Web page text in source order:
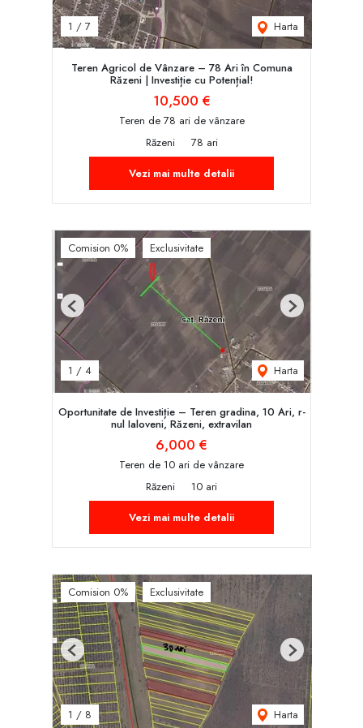
1 / 7 Harta
Teren Agricol de Vânzare – 78 Ari în Comuna
Răzeni | Investiție cu Potențial!
10,500 €
Teren de 78 ari de vânzare
Răzeni
78 ari
Vezi mai multe detalii
Comision 0% Exclusivitate
1 / 4 Harta
Previous Next
Oportunitate de Investiție – Teren gradina, 10 Ari, r-
nul Ialoveni, Răzeni, extravilan
6,000 €
Teren de 10 ari de vânzare
Răzeni
10 ari
Vezi mai multe detalii
Comision 0% Exclusivitate
1 / 8 Harta
Previous Next